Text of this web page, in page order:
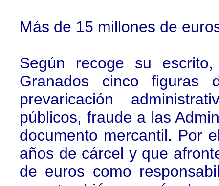
Más de 15 millones de
Según recoge su
Granados cinco figuras
prevaricación
públicos, fraude a las
documento mercantil. Por
años de cárcel y que
de euros como